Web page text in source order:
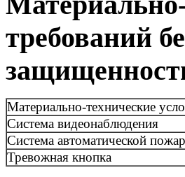
требований
Материально-технические
Система видеонаблюдения
Система автоматической
Тревожная кнопка